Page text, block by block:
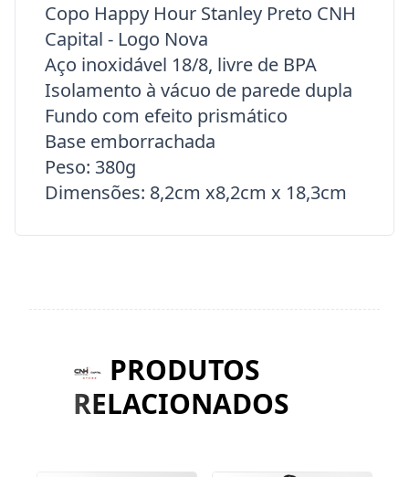
Copo Happy Hour Stanley Preto CNH
Capital - Logo Nova
Aço inoxidável 18/8, livre de BPA
Isolamento à vácuo de parede dupla
Fundo com efeito prismático
Base emborrachada
Peso: 380g
Dimensões: 8,2cm x8,2cm x 18,3cm
PRODUTOS
RELACIONADOS